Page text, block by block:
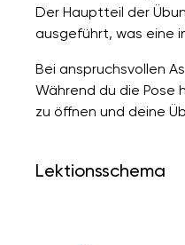
Der Hauptteil der
ausgeführt, was eine
Bei anspruchsvollen
Während du die Pose
zu öffnen und deine
Lektionsschema